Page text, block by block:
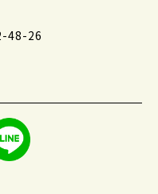
48-26